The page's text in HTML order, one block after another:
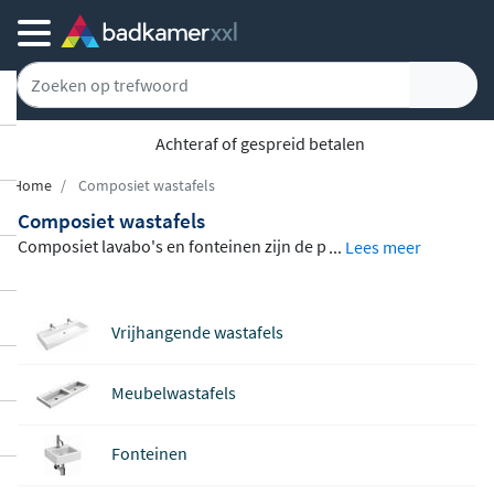
Achteraf of gespreid betalen
Home Composiet wastafels
Composiet wastafels
Composiet lavabo's en fonteinen zijn de p
erialen als Solid Surface, mineraalmarme
os gegoten, zonder poriën of naden. Het a
vit, Luca Sanitair en Ink, in uiteenlopende
... Lees meer
Vrijhangende wastafels
Meubelwastafels
Fonteinen